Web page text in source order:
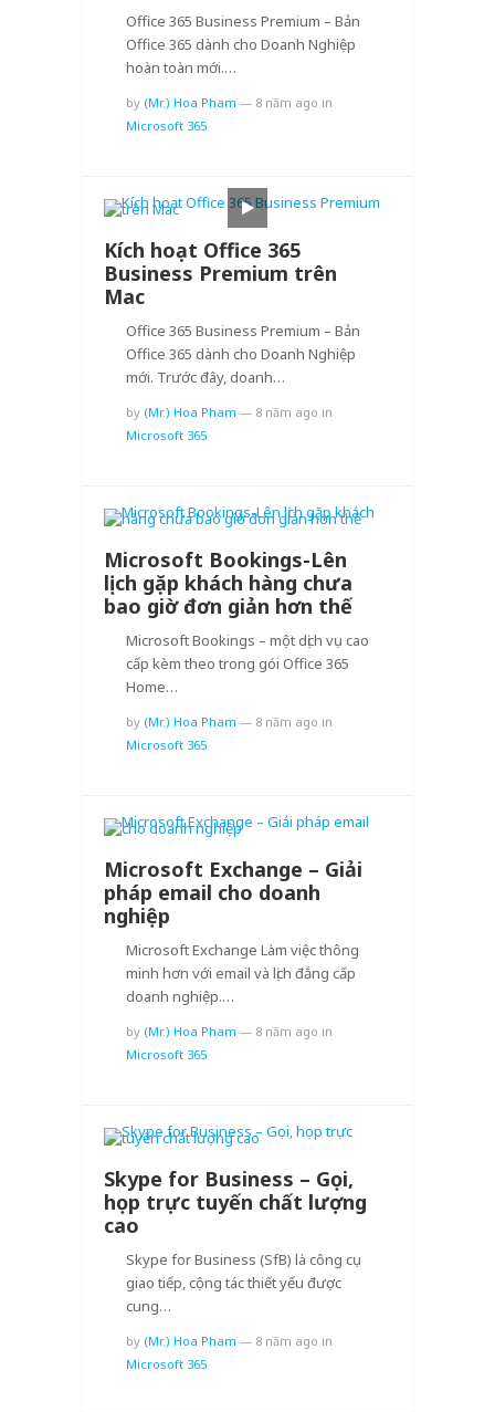
Office 365 Business Premium – Bản
Office 365 dành cho Doanh Nghiệp
hoàn toàn mới.…
by (Mr.) Hoa Pham — 8 năm ago in
Microsoft 365
Kích hoạt Office 365
Business Premium trên
Mac
Office 365 Business Premium – Bản
Office 365 dành cho Doanh Nghiệp
mới. Trước đây, doanh…
by (Mr.) Hoa Pham — 8 năm ago in
Microsoft 365
Microsoft Bookings-Lên
lịch gặp khách hàng chưa
bao giờ đơn giản hơn thế
Microsoft Bookings – một dịch vụ cao
cấp kèm theo trong gói Office 365
Home…
by (Mr.) Hoa Pham — 8 năm ago in
Microsoft 365
Microsoft Exchange – Giải
pháp email cho doanh
nghiệp
Microsoft Exchange Làm việc thông
minh hơn với email và lịch đẳng cấp
doanh nghiệp.…
by (Mr.) Hoa Pham — 8 năm ago in
Microsoft 365
Skype for Business – Gọi,
họp trực tuyến chất lượng
cao
Skype for Business (SfB) là công cụ
giao tiếp, cộng tác thiết yếu được
cung…
by (Mr.) Hoa Pham — 8 năm ago in
Microsoft 365